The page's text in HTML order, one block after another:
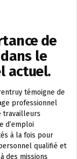
de
le
actuel.
témoigne de
professionnel
travailleurs
d’emploi
à la fois pour
qualifié et
des missions